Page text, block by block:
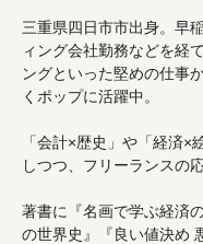
三重県四日市市出身。早
ィング会社勤務などを経
ングといった堅めの仕事
くポップに活躍中。
「会計×歴史」や「経済
しつつ、フリーランスの
著書に『名画で学ぶ経済
の世界史』『良い値決め